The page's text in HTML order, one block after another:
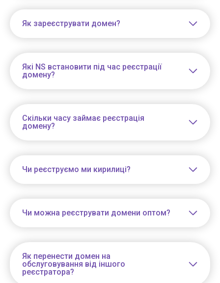
Як зареєструвати домен?
Які NS встановити під час реєстрації
домену?
Скільки часу займає реєстрація
домену?
Чи реєструємо ми кирилиці?
Чи можна реєструвати домени оптом?
Як перенести домен на
обслуговування від іншого
реєстратора?